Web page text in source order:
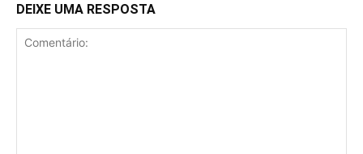
DEIXE UMA RESPOSTA